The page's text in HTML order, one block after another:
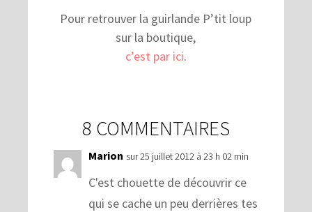
Pour retrouver la guirlande P’tit loup
sur la boutique,
c’est par ici.
8 COMMENTAIRES
Marion sur 25 juillet 2012 à 23 h 02 min
C'est chouette de découvrir ce
qui se cache un peu derrières tes